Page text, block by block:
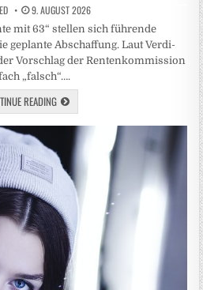
9. AUGUST 2026
mit 63“ stellen sich führende
geplante Abschaffung. Laut Verdi-
Vorschlag der Rentenkommission
„falsch“….
READING